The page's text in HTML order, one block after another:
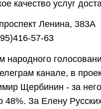
качество услуг
Ленина, 383А
57-63
народного
канале, в
Щербинин - за него
48%. За Елену